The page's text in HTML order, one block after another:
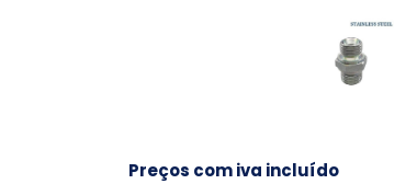
Preços com iva incluído